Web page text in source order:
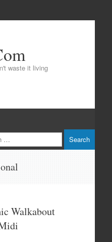
waste it living
Walkabout